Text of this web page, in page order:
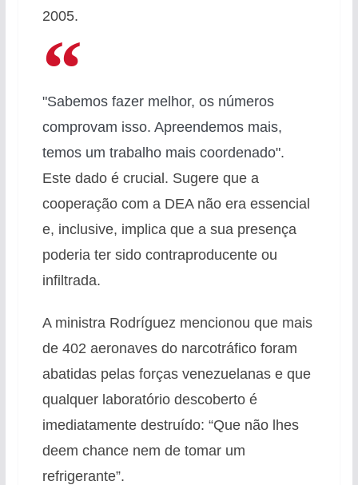
2005.
"Sabemos fazer melhor, os números
comprovam isso. Apreendemos mais,
temos um trabalho mais coordenado".
Este dado é crucial. Sugere que a
cooperação com a DEA não era essencial
e, inclusive, implica que a sua presença
poderia ter sido contraproducente ou
infiltrada.
A ministra Rodríguez mencionou que mais
de 402 aeronaves do narcotráfico foram
abatidas pelas forças venezuelanas e que
qualquer laboratório descoberto é
imediatamente destruído: “Que não lhes
deem chance nem de tomar um
refrigerante”.